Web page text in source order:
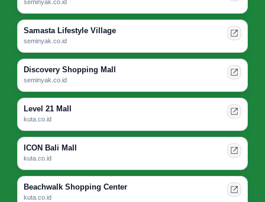
seminyak.co.id
Samasta Lifestyle Village
seminyak.co.id
Discovery Shopping Mall
seminyak.co.id
Level 21 Mall
kuta.co.id
ICON Bali Mall
kuta.co.id
Beachwalk Shopping Center
kuta.co.id